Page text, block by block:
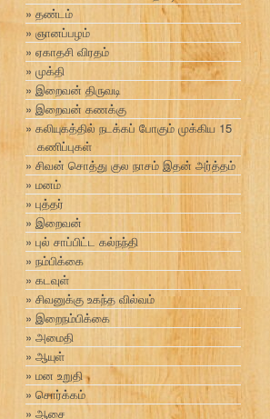
தண்டம்
ஞானப்பழம்
ஏகாதசி விரதம்
முக்தி
இறைவன் திருவடி
இறைவன் கணக்கு
கலியுகத்தில் நடக்கப் போகும் முக்கிய 15
கணிப்புகள்
சிவன் சொத்து குல நாசம் இதன் அர்த்தம்
மனம்
புத்தர்
இறைவன்
புல் சாப்பிட்ட கல்நந்தி
நம்பிக்கை
கடவுள்
சிவனுக்கு உகந்த வில்வம்
இறைநம்பிக்கை
அமைதி
ஆயுள்
மன உறுதி
சொர்க்கம்
ஆசை